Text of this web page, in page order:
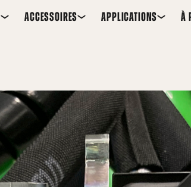
ACCESSOIRES APPLICATIONS À